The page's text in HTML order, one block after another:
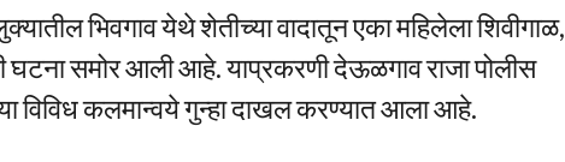
भिवगाव येथे शेतीच्या वादातून एका महिलेला शिवीगाळ,
घटना समोर आली आहे. याप्रकरणी देऊळगाव राजा पोलीस
विविध कलमान्वये गुन्हा दाखल करण्यात आला आहे.